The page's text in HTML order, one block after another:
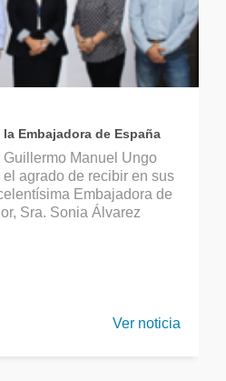
la Embajadora de España
Manuel Ungo
agrado de recibir en sus
Embajadora de
Sra. Sonia Álvarez
Ver noticia